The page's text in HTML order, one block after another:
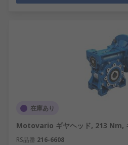
在庫あり
Motovario ギヤヘッド, 213 Nm,
RS品番 216-6608